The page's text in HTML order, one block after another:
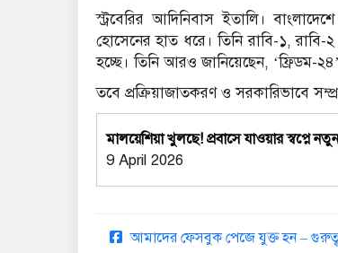
স্ট্রবেরির আদিনিবাস ইতালি।
হোসেনের হাত ধরে। তিনি রাবি-১,
হচ্ছে। তিনি আরও জানিয়েছেন, ‘ফ্রিডম-
তবে প্রক্রিয়াজাতকরণ ও সরকারিভাবে
মালয়েশিয়া খুলছে! প্রবাসে যাওয়ার স্বপ্নে
9 April 2026
আমাদের ফেসবুক পেজে যুক্ত হন –